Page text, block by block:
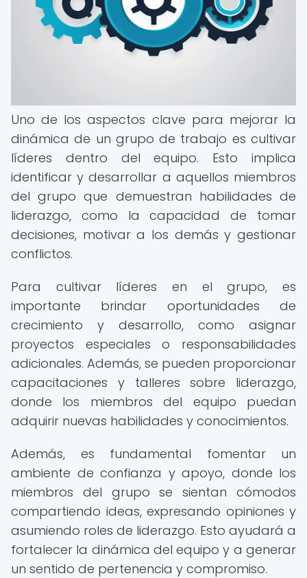
Uno de los aspectos clave para mejorar la
dinámica de un grupo de trabajo es cultivar
líderes dentro del equipo. Esto implica
identificar y desarrollar a aquellos miembros
del grupo que demuestran habilidades de
liderazgo, como la capacidad de tomar
decisiones, motivar a los demás y gestionar
conflictos.
Para cultivar líderes en el grupo, es
importante brindar oportunidades de
crecimiento y desarrollo, como asignar
proyectos especiales o responsabilidades
adicionales. Además, se pueden proporcionar
capacitaciones y talleres sobre liderazgo,
donde los miembros del equipo puedan
adquirir nuevas habilidades y conocimientos.
Además, es fundamental fomentar un
ambiente de confianza y apoyo, donde los
miembros del grupo se sientan cómodos
compartiendo ideas, expresando opiniones y
asumiendo roles de liderazgo. Esto ayudará a
fortalecer la dinámica del equipo y a generar
un sentido de pertenencia y compromiso.